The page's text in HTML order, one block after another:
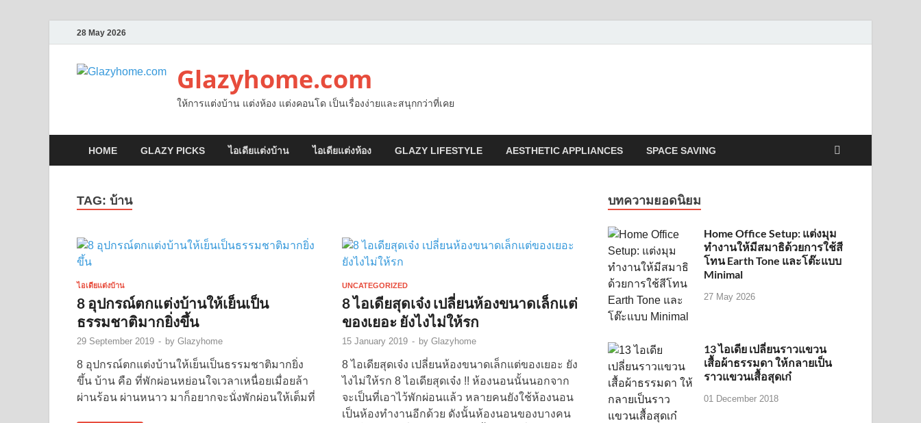
28 May 2026
Glazyhome.com
ให้การแต่งบ้าน แต่งห้อง แต่งคอนโด เป็นเรื่องง่ายและสนุกกว่าที่เคย
HOME GLAZY PICKS ไอเดียแต่งบ้าน ไอเดียแต่งห้อง GLAZY LIFESTYLE AESTHETIC APPLIANCES SPACE SAVING
TAG: บ้าน
ไอเดียแต่งบ้าน
8 อุปกรณ์ตกแต่งบ้านให้เย็นเป็น
ธรรมชาติมากยิ่งขึ้น
29 September 2019 - by Glazyhome
8 อุปกรณ์ตกแต่งบ้านให้เย็นเป็นธรรมชาติมากยิ่ง
ขึ้น บ้าน คือ ที่พักผ่อนหย่อนใจเวลาเหนื่อยเมื่อยล้า
ผ่านร้อน ผ่านหนาว มาก็อยากจะนั่งพักผ่อนให้เต็มที่
UNCATEGORIZED
8 ไอเดียสุดเจ๋ง เปลี่ยนห้องขนาดเล็กแต่
ของเยอะ ยังไงไม่ให้รก
15 January 2019 - by Glazyhome
8 ไอเดียสุดเจ๋ง เปลี่ยนห้องขนาดเล็กแต่ของเยอะ ยัง
ไงไม่ให้รก 8 ไอเดียสุดเจ๋ง !! ห้องนอนนั้นนอกจาก
จะเป็นที่เอาไว้พักผ่อนแล้ว หลายคนยังใช้ห้องนอน
เป็นห้องทำงานอีกด้วย ดังนั้นห้องนอนของบางคน
บทความยอดนิยม
Home Office Setup: แต่งมุม
ทำงานให้มีสมาธิด้วยการใช้สี
โทน Earth Tone และโต๊ะแบบ
Minimal
27 May 2026
13 ไอเดีย เปลี่ยนราวแขวน
เสื้อผ้าธรรมดา ให้กลายเป็น
ราวแขวนเสื้อสุดเก๋
01 December 2018